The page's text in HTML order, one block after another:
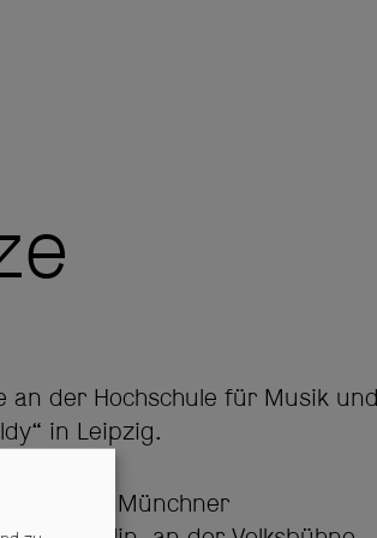
an der Hochschule für Musik und
in Leipzig.
a. an den Münchner